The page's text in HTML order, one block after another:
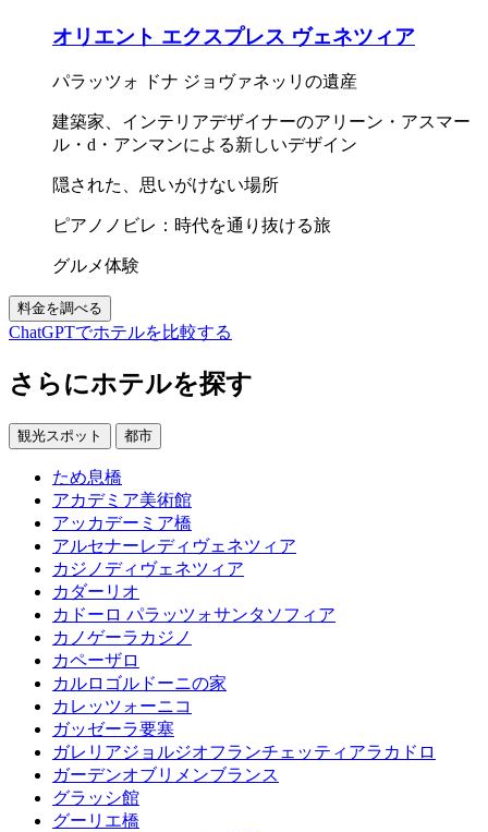
オリエント エクスプレス ヴェネツィア
パラッツォ ドナ ジョヴァネッリの遺産
建築家、インテリアデザイナーのアリーン・アスマー
ル・d・アンマンによる新しいデザイン
隠された、思いがけない場所
ピアノノビレ：時代を通り抜ける旅
グルメ体験
料金を調べる
ChatGPTでホテルを比較する
さらにホテルを探す
観光スポット 都市
ため息橋
アカデミア美術館
アッカデーミア橋
アルセナーレディヴェネツィア
カジノディヴェネツィア
カダーリオ
カドーロ パラッツォサンタソフィア
カノゲーラカジノ
カペーザロ
カルロゴルドーニの家
カレッツォーニコ
ガッゼーラ要塞
ガレリアジョルジオフランチェッティアラカドロ
ガーデンオブリメンブランス
グラッシ館
グーリエ橋